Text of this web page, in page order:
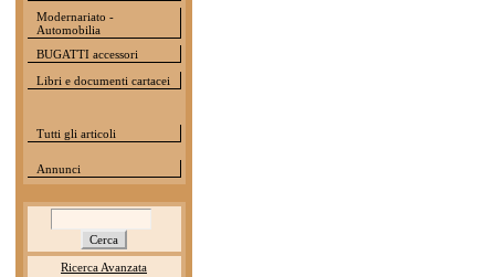
Modernariato -
Automobilia
BUGATTI accessori
Libri e documenti cartacei
Tutti gli articoli
Annunci
Ricerca Avanzata